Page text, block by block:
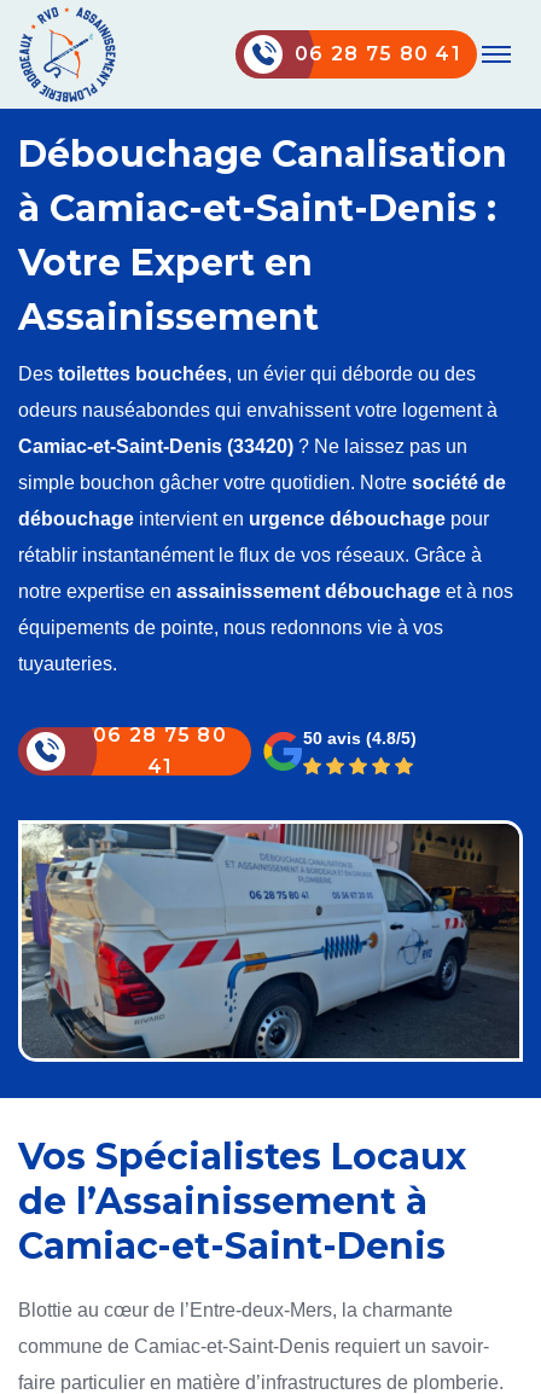
06 28 75 80 41
Débouchage Canalisation
à Camiac-et-Saint-Denis :
Votre Expert en
Assainissement
Des toilettes bouchées, un évier qui déborde ou des
odeurs nauséabondes qui envahissent votre logement à
Camiac-et-Saint-Denis (33420) ? Ne laissez pas un
simple bouchon gâcher votre quotidien. Notre société de
débouchage intervient en urgence débouchage pour
rétablir instantanément le flux de vos réseaux. Grâce à
notre expertise en assainissement débouchage et à nos
équipements de pointe, nous redonnons vie à vos
tuyauteries.
06 28 75 80
41
50 avis (4.8/5)
Vos Spécialistes Locaux
de l’Assainissement à
Camiac-et-Saint-Denis
Blottie au cœur de l’Entre-deux-Mers, la charmante
commune de Camiac-et-Saint-Denis requiert un savoir-
faire particulier en matière d’infrastructures de plomberie.